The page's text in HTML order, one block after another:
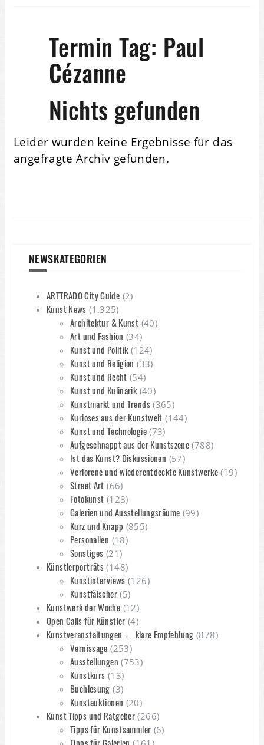
Termin Tag: Paul
Cézanne
Nichts gefunden
Leider wurden keine Ergebnisse für das
angefragte Archiv gefunden.
NEWSKATEGORIEN
ARTTRADO City Guide (2)
Kunst News (1.325)
Architektur & Kunst (40)
Art und Fashion (34)
Kunst und Politik(124)
Kunst und Religion (33)
Kunst und Recht (54)
Kunst und Kulinarik(40)
Kunstmarkt und Trends(365)
Kurioses aus der Kunstwelt (144)
Kunst und Technologie(73)
Aufgeschnappt aus der Kunstszene (788)
Ist das Kunst? Diskussionen (57)
Verlorene und wiederentdeckte Kunstwerke (19)
Street Art (66)
Fotokunst (128)
Galerien und Ausstellungsräume (99)
Kurz und Knapp (855)
Personalien (18)
Sonstiges (21)
Künstlerporträts (148)
Kunstinterviews (126)
Kunstfälscher(5)
Kunstwerk der Woche (12)
Open Calls für Künstler (4)
Kunstveranstaltungen ← klare Empfehlung (878)
Vernissage (253)
Ausstellungen (753)
Kunstkurs (13)
Buchlesung (3)
Kunstauktionen (20)
Kunst Tipps und Ratgeber (266)
Tipps für Kunstsammler (6)